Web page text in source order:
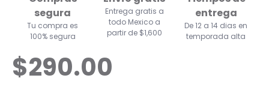
segura
Tu compra es
100% segura
Entrega gratis a
todo Mexico a
partir de $1,600
entrega
De 12 a 14 dias en
temporada alta
$290.00